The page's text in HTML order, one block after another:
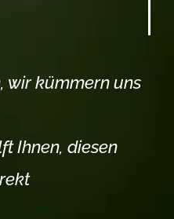
wir kümmern uns
Ihnen, diesen